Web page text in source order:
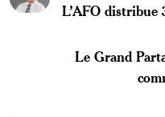
L’AFO distribue
Le Grand